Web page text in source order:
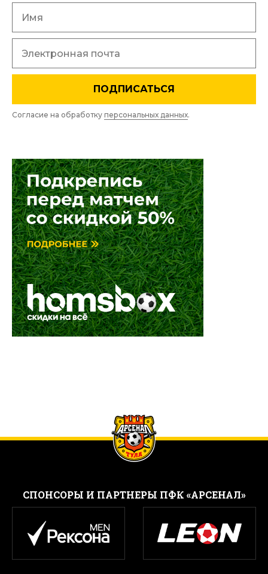
ПОДПИСАТЬСЯ
Согласие на обработку персональных данных.
CПОНСОРЫ И ПАРТНЕРЫ ПФК «АРСЕНАЛ»